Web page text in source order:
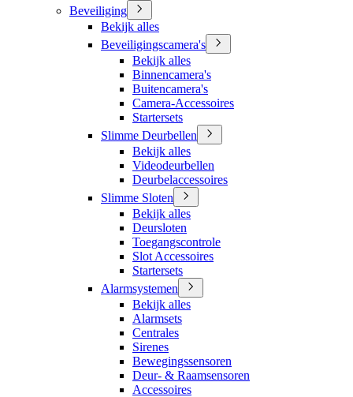
Beveiliging
Bekijk alles
Beveiligingscamera's
Bekijk alles
Binnencamera's
Buitencamera's
Camera-Accessoires
Startersets
Slimme Deurbellen
Bekijk alles
Videodeurbellen
Deurbelaccessoires
Slimme Sloten
Bekijk alles
Deursloten
Toegangscontrole
Slot Accessoires
Startersets
Alarmsystemen
Bekijk alles
Alarmsets
Centrales
Sirenes
Bewegingssensoren
Deur- & Raamsensoren
Accessoires